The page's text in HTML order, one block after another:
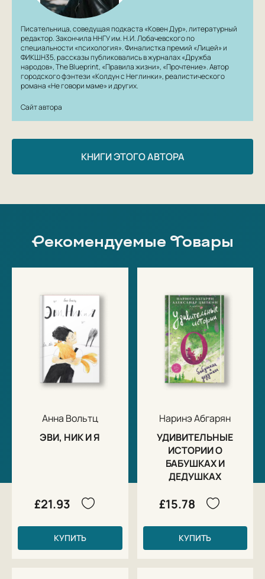
Писательница, соведущая подкаста «Ковен Дур», литературный
редактор. Закончила ННГУ им. Н.И. Лобачевского по
специальности «психология». Финалистка премий «Лицей» и
ФИКШН35, рассказы публиковались в журналах «Дружба
народов», The Blueprint, «Правила жизни», «Прочтение». Автор
городского фэнтези «Колдун с Неглинки», реалистического
романа «Не говори маме» и других.
Сайт автора
КНИГИ ЭТОГО АВТОРА
Рекомендуемые Товары
Анна Вольтц
ЭВИ, НИК И Я
£21.93
КУПИТЬ
Наринэ Абгарян
УДИВИТЕЛЬНЫЕ
ИСТОРИИ О
БАБУШКАХ И
ДЕДУШКАХ
£15.78
КУПИТЬ